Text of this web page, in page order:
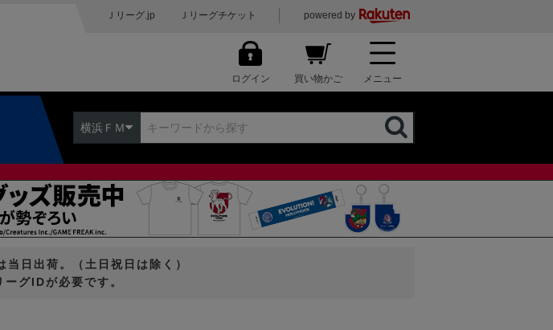
Ｊリーグ.jp Ｊリーグチケット powered by
ログイン 買い物かご メニュー
横浜ＦＭ
日出荷。（土日祝日は除く）
グIDが必要です。